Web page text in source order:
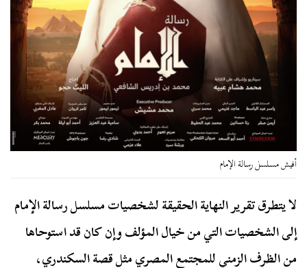
أفيش مسلسل رسالة الإمام
لا يتطرق تقرير النهاية الحقيقة لشخصيات مسلسل رسالة الإمام
إلى الشخصيات التي من خيال المؤلف وإن كان قد استوحاها
من الظرف الزمني للمجتمع المصري مثل قصة السكندري،